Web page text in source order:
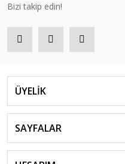
Bizi takip edin!
ÜYELİK
SAYFALAR